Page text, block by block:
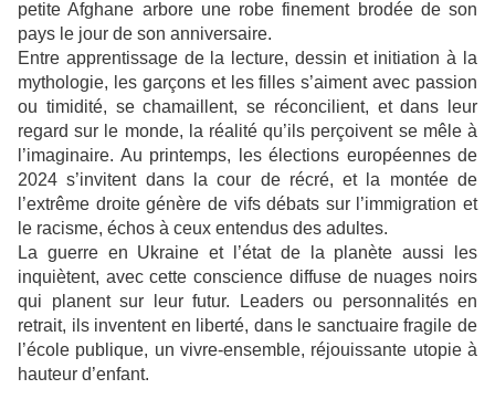
petite Afghane arbore une robe finement brodée de son
pays le jour de son anniversaire.
Entre apprentissage de la lecture, dessin et initiation à la
mythologie, les garçons et les filles s’aiment avec passion
ou timidité, se chamaillent, se réconcilient, et dans leur
regard sur le monde, la réalité qu’ils perçoivent se mêle à
l’imaginaire. Au printemps, les élections européennes de
2024 s’invitent dans la cour de récré, et la montée de
l’extrême droite génère de vifs débats sur l’immigration et
le racisme, échos à ceux entendus des adultes.
La guerre en Ukraine et l’état de la planète aussi les
inquiètent, avec cette conscience diffuse de nuages noirs
qui planent sur leur futur. Leaders ou personnalités en
retrait, ils inventent en liberté, dans le sanctuaire fragile de
l’école publique, un vivre-ensemble, réjouissante utopie à
hauteur d’enfant.